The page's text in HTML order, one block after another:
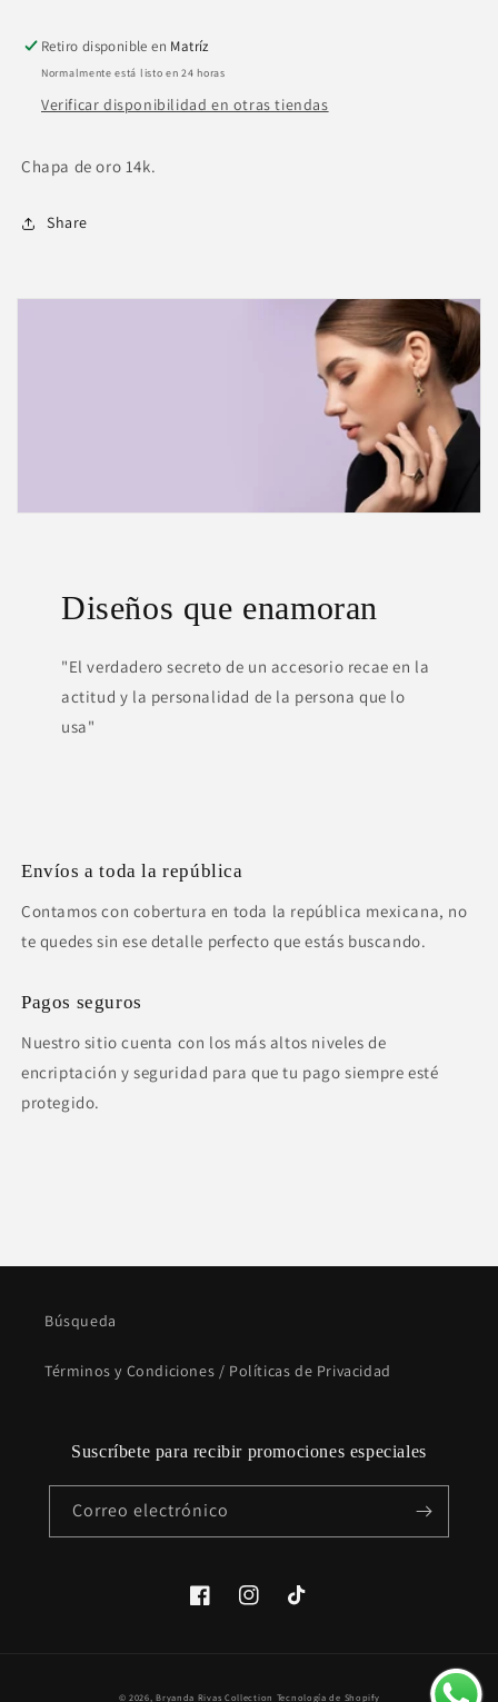
Retiro disponible en Matríz
Normalmente está listo en 24 horas
Verificar disponibilidad en otras tiendas
Chapa de oro 14k.
Share
Diseños que enamoran
"El verdadero secreto de un accesorio recae en la
actitud y la personalidad de la persona que lo
usa"
Envíos a toda la república
Contamos con cobertura en toda la república mexicana, no
te quedes sin ese detalle perfecto que estás buscando.
Pagos seguros
Nuestro sitio cuenta con los más altos niveles de
encriptación y seguridad para que tu pago siempre esté
protegido.
Búsqueda
Términos y Condiciones / Políticas de Privacidad
Suscríbete para recibir promociones especiales
Correo electrónico
FacebookInstagramTikTok
© 2026,Bryanda Rivas Collection Tecnología de Shopify